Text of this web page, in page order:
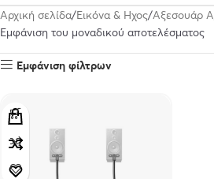
Αρχική σελίδα Εικόνα & Ηχος Αξεσουάρ A
Εμφάνιση του μοναδικού αποτελέσματος
Εμφάνιση φίλτρων